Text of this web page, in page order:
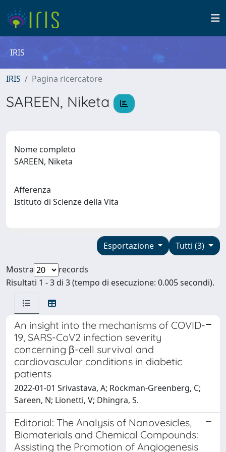
IRIS
IRIS Pagina ricercatore
SAREEN, Niketa
Nome completo
SAREEN, Niketa
Afferenza
Istituto di Scienze della Vita
Tutti (3)
Esportazione
Mostra
records
Risultati 1 - 3 di 3 (tempo di esecuzione: 0.005 secondi).
An insight into the mechanisms of COVID-
19, SARS-CoV2 infection severity
concerning β-cell survival and
cardiovascular conditions in diabetic
patients
2022-01-01 Srivastava, A; Rockman-Greenberg, C;
Sareen, N; Lionetti, V; Dhingra, S.
Editorial: The Analysis of Nanovesicles,
Biomaterials and Chemical Compounds:
Assisting the Promotion of Angiogenesis